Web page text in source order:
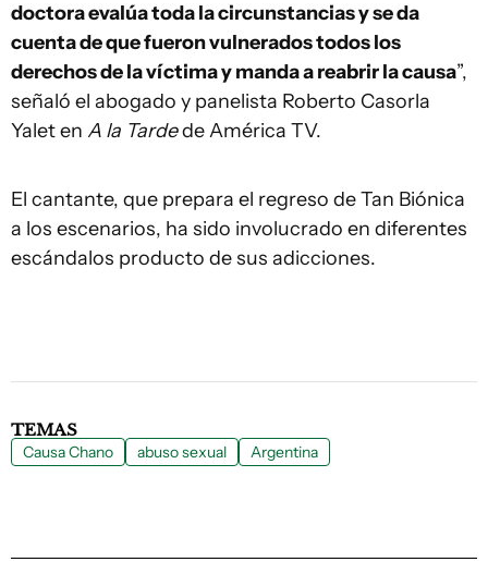
doctora evalúa toda la circunstancias y se da
cuenta de que fueron vulnerados todos los
derechos de la víctima y manda a reabrir la causa”,
señaló el abogado y panelista Roberto Casorla
Yalet en A la Tardede América TV.
El cantante, que prepara el regreso de Tan Biónica
a los escenarios, ha sido involucrado en diferentes
escándalos producto de sus adicciones.
TEMAS
Causa Chano abuso sexual Argentina